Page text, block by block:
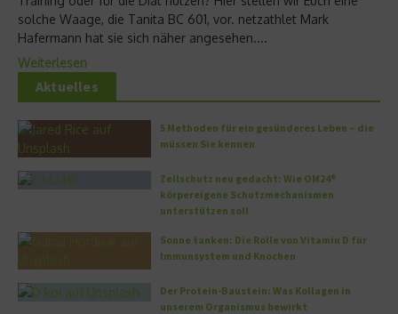
solche Waage, die Tanita BC 601, vor. netzathlet Mark
Hafermann hat sie sich näher angesehen....
Weiterlesen
Aktuelles
5 Methoden für ein gesünderes Leben – die
müssen Sie kennen
Zellschutz neu gedacht: Wie OM24®
körpereigene Schutzmechanismen
unterstützen soll
Sonne tanken: Die Rolle von Vitamin D für
Immunsystem und Knochen
Der Protein-Baustein: Was Kollagen in
unserem Organismus bewirkt